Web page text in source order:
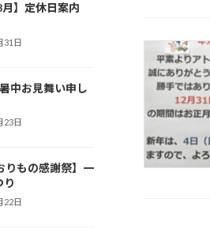
月】定休日案内
31日
中お見舞い申し
23日
りもの感謝祭】一
り
22日